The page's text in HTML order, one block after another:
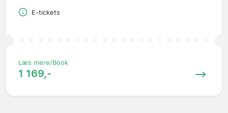
E-tickets
Læs mere/Book
1 169,-